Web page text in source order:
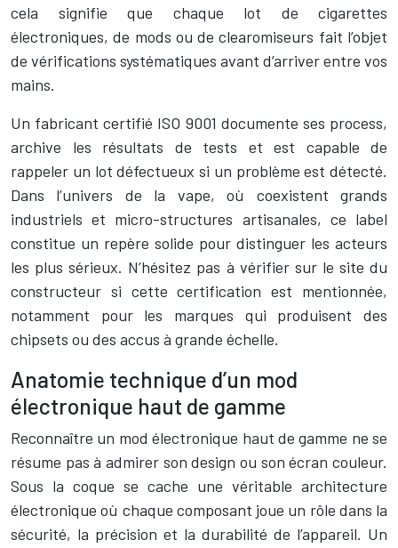
cela signifie que chaque lot de cigarettes
électroniques, de mods ou de clearomiseurs fait l’objet
de vérifications systématiques avant d’arriver entre vos
mains.
Un fabricant certifié ISO 9001 documente ses process,
archive les résultats de tests et est capable de
rappeler un lot défectueux si un problème est détecté.
Dans l’univers de la vape, où coexistent grands
industriels et micro-structures artisanales, ce label
constitue un repère solide pour distinguer les acteurs
les plus sérieux. N’hésitez pas à vérifier sur le site du
constructeur si cette certification est mentionnée,
notamment pour les marques qui produisent des
chipsets ou des accus à grande échelle.
Anatomie technique d’un mod
électronique haut de gamme
Reconnaître un mod électronique haut de gamme ne se
résume pas à admirer son design ou son écran couleur.
Sous la coque se cache une véritable architecture
électronique où chaque composant joue un rôle dans la
sécurité, la précision et la durabilité de l’appareil. Un